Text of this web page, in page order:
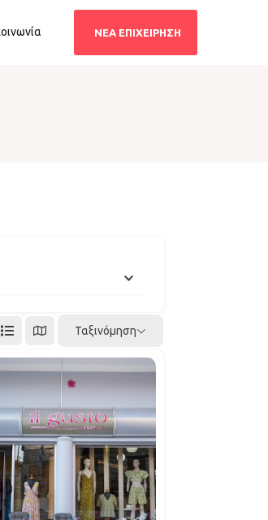
ΝΕΑ ΕΠΙΧΕΙΡΗΣΗ
Ταξινόμηση